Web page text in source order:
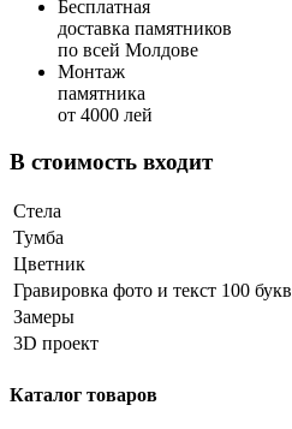
Бесплатная
доставка памятников
по всей Молдове
Монтаж
памятника
от 4000 лей
В стоимость входит
Стела
Тумба
Цветник
Гравировка фото и текст 100 букв
Замеры
3D проект
Каталог товаров